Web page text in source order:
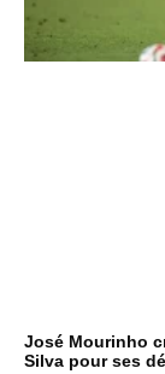
José Mourinho
Silva pour ses